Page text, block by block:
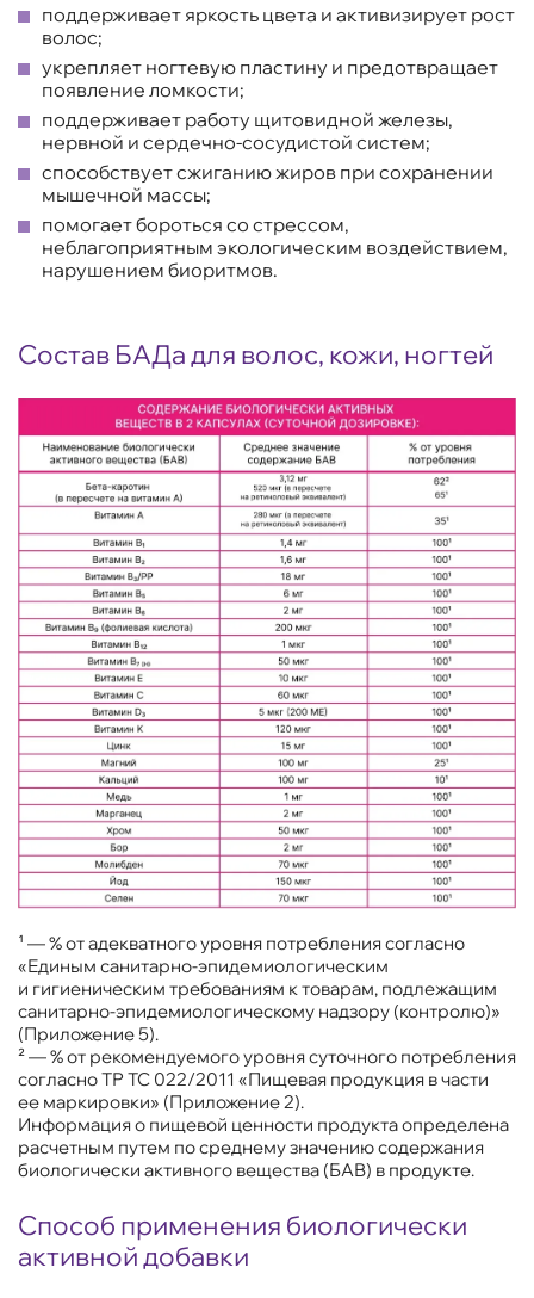
поддерживает яркость цвета и активизирует рост
волос;
укрепляет ногтевую пластину и предотвращает
появление ломкости;
поддерживает работу щитовидной железы,
нервной и сердечно-сосудистой систем;
способствует сжиганию жиров при сохранении
мышечной массы;
помогает бороться со стрессом,
неблагоприятным экологическим воздействием,
нарушением биоритмов.
Состав БАДа для волос, кожи, ногтей
¹ — % от адекватного уровня потребления согласно
«Единым санитарно-эпидемиологическим
и гигиеническим требованиям к товарам, подлежащим
санитарно-эпидемиологическому надзору (контролю)»
(Приложение 5).
²— % от рекомендуемого уровня суточного потребления
согласно ТР ТС 022/2011 «Пищевая продукция в части
ее маркировки» (Приложение 2).
Информация о пищевой ценности продукта определена
расчетным путем по среднему значению содержания
биологически активного вещества (БАВ) в продукте.
Способ применения биологически
активной добавки